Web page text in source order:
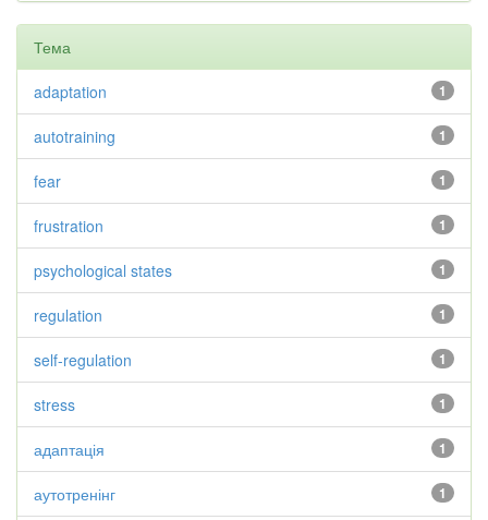
Тема
1
adaptation
1
autotraining
1
fear
1
frustration
1
psychological states
1
regulation
1
self-regulation
1
stress
1
адаптація
1
аутотренінг